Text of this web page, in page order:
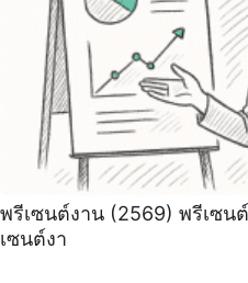
พรีเซนต์งาน (2569) พรีเซน
เซนต์งา